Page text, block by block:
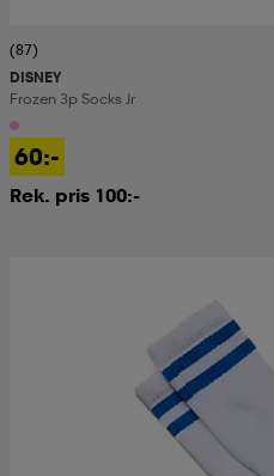
(87)
DISNEY
Frozen 3p Socks Jr
60:-
Rek. pris 100:-